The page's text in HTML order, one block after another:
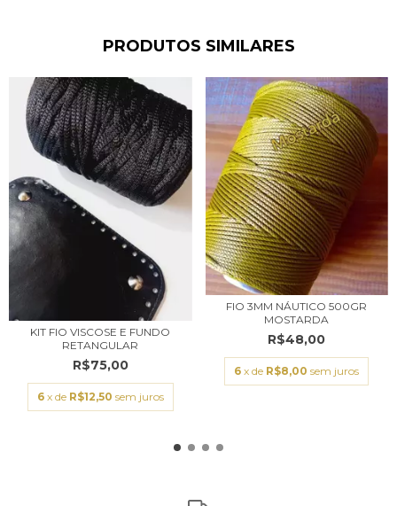
PRODUTOS SIMILARES
KIT FIO VISCOSE E FUNDO
RETANGULAR
R$75,00
6 x de R$12,50 sem juros
FIO 3MM NÁUTICO 500GR
MOSTARDA
R$48,00
6 x de R$8,00 sem juros